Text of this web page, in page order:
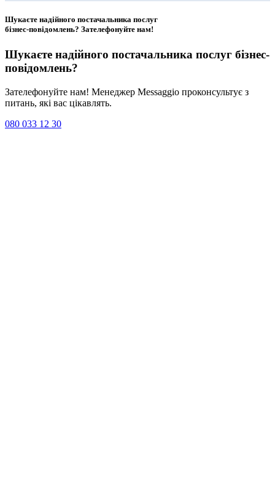
Шукаєте надійного постачальника послуг
бізнес-повідомлень? Зателефонуйте нам!
Шукаєте надійного постачальника послуг бізнес-
повідомлень?
Зателефонуйте нам! Менеджер Messaggio проконсультує з
питань, які вас цікавлять.
080 033 12 30